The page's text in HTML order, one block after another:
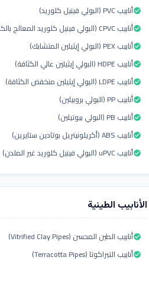
أنابيب PVC (البولي فينيل كلوريد)check_circle
أنابيب CPVC (البولي فينيل كلوريد المعالج بالكلور)check_circle
أنابيب PEX (البولي إيثيلين المتشابك)check_circle
أنابيب HDPE (البولي إيثيلين عالي الكثافة)check_circle
أنابيب LDPE (البولي إيثيلين منخفض الكثافة)check_circle
أنابيب PP (البولي بروبيلين)check_circle
أنابيب PB (البولي بيوتيلين)check_circle
أنابيب ABS (أكريلونيتريل بوتادين ستايرين)check_circle
أنابيب uPVC (البولي فينيل كلوريد غير الملدن)check_circle
الأنابيب الطينية
أنابيب الطين المحسن (Vitrified Clay Pipes)check_circle
أنابيب التيراكوتا (Terracotta Pipes)check_circle